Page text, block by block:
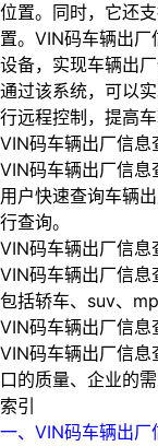
位置。同时，它还
置。VIN码车辆出
设备，实现车辆出
通过该系统，可以
行远程控制，提高
VIN码车辆出厂信息
VIN码车辆出厂信息
用户快速查询车辆
行查询。
VIN码车辆出厂信息
VIN码车辆出厂信息
包括轿车、suv、
VIN码车辆出厂信息
VIN码车辆出厂信息
口的质量、企业的
索引
一、VIN码车辆出厂